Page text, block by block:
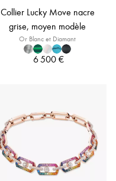
Collier Lucky Move nacre
grise, moyen modèle
Or Blanc et Diamant
6 500 €